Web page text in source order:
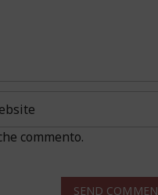
commento.
SEND